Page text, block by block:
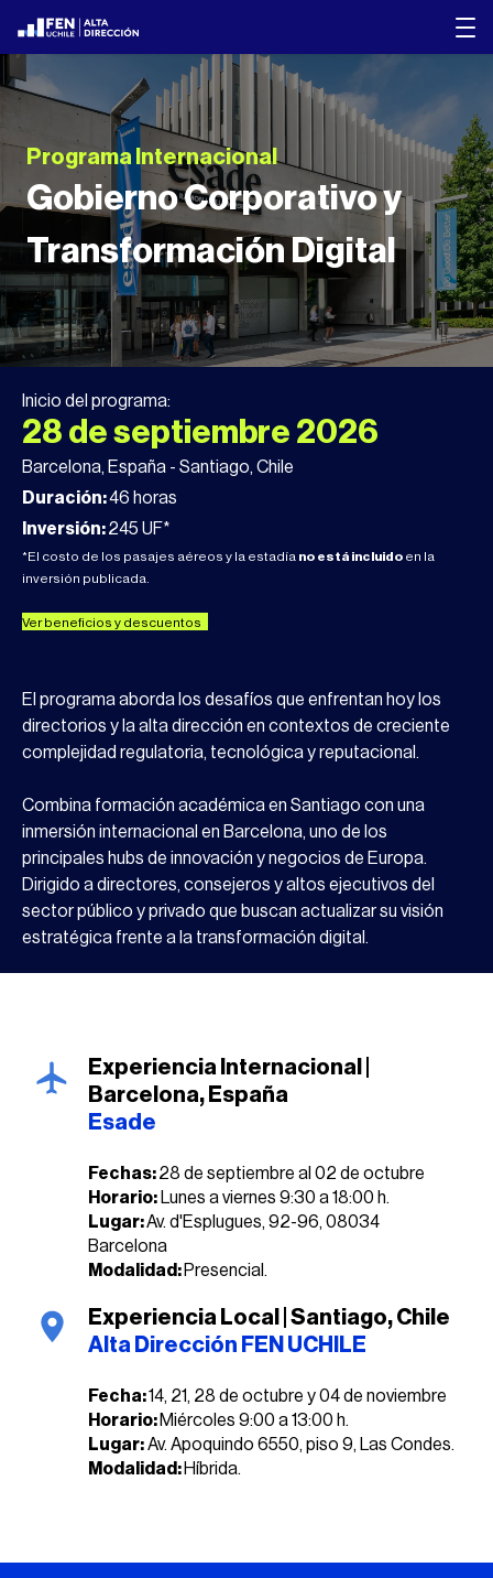
Programa Internacional
Gobierno Corporativo y
Transformación Digital
Inicio del programa:
28 de septiembre 2026
Barcelona, España - Santiago, Chile
Duración:46 horas
Inversión:245 UF*
*El costo de los pasajes aéreos y la estadía no está incluido en la
inversión publicada.
Ver beneficios y descuentos
El programa aborda los desafíos que enfrentan hoy los
directorios y la alta dirección en contextos de creciente
complejidad regulatoria, tecnológica y reputacional.
Combina formación académica en Santiago con una
inmersión internacional en Barcelona, uno de los
principales hubs de innovación y negocios de Europa.
Dirigido a directores, consejeros y altos ejecutivos del
sector público y privado que buscan actualizar su visión
estratégica frente a la transformación digital.
Experiencia Internacional |
Barcelona, España
Esade
Fechas:28 de septiembre al 02 de octubre
Horario: Lunes a viernes 9:30 a 18:00 h.
Lugar:Av. d'Esplugues, 92-96, 08034
Barcelona
Modalidad: Presencial.
Experiencia Local | Santiago, Chile
Alta Dirección FEN UCHILE
Fecha:14, 21, 28 de octubre y 04 de noviembre
Horario: Miércoles 9:00 a 13:00 h.
Lugar:Av. Apoquindo 6550, piso 9, Las Condes.
Modalidad: Híbrida.